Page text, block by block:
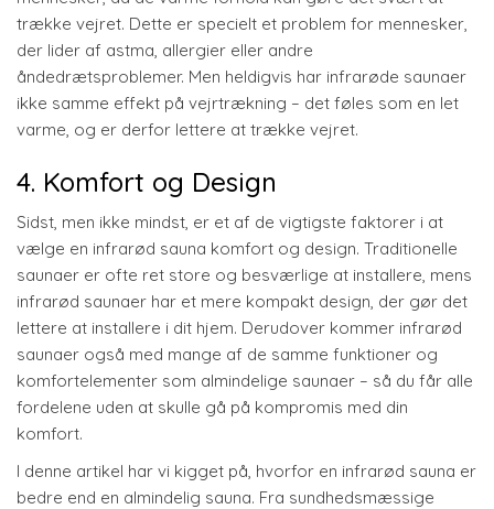
trække vejret. Dette er specielt et problem for mennesker,
der lider af astma, allergier eller andre
åndedrætsproblemer. Men heldigvis har infrarøde saunaer
ikke samme effekt på vejrtrækning – det føles som en let
varme, og er derfor lettere at trække vejret.
4. Komfort og Design
Sidst, men ikke mindst, er et af de vigtigste faktorer i at
vælge en infrarød sauna komfort og design. Traditionelle
saunaer er ofte ret store og besværlige at installere, mens
infrarød saunaer har et mere kompakt design, der gør det
lettere at installere i dit hjem. Derudover kommer infrarød
saunaer også med mange af de samme funktioner og
komfortelementer som almindelige saunaer – så du får alle
fordelene uden at skulle gå på kompromis med din
komfort.
I denne artikel har vi kigget på, hvorfor en infrarød sauna er
bedre end en almindelig sauna. Fra sundhedsmæssige